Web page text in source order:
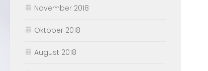
November 2018
Oktober 2018
August 2018